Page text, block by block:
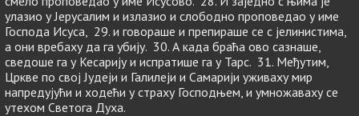
улазио у Јерусалим и излазио и слободно проповедао у име
Господа Исуса, 29. и говораше и препираше се с јелинистима,
а они вребаху да га убију. 30. А када браћа ово сазнаше,
сведоше га у Кесарију и испратише га у Тарс. 31. Међутим,
Цркве по свој Јудеји и Галилеји и Самарији уживаху мир
напредујући и ходећи у страху Господњем, и умножаваху се
утехом Светога Духа.